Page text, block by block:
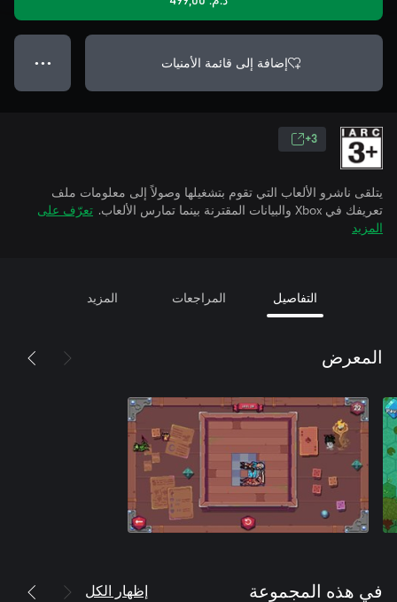
إضافة إلى قائمة الأمنيات ● ● ●
3+
يتلقى ناشرو الألعاب التي تقوم بتشغيلها وصولاً إلى معلومات ملف
تعريفك في Xbox والبيانات المقترنة بينما تمارس الألعاب.
تعرّف على
المزيد
التفاصيل المراجعات المزيد
المعرض
في هذه المجموعة إظهار الكل